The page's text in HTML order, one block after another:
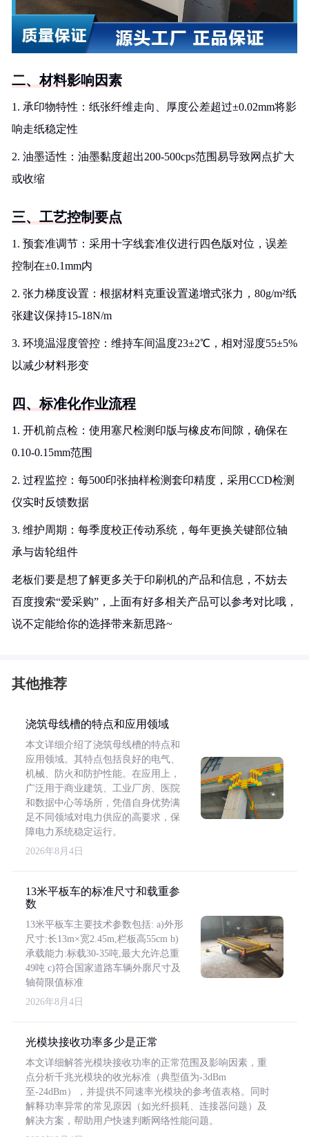
二、材料影响因素
1. 承印物特性：纸张纤维走向、厚度公差超过±0.02mm将影
响走纸稳定性
2. 油墨适性：油墨黏度超出200-500cps范围易导致网点扩大
或收缩
三、工艺控制要点
1. 预套准调节：采用十字线套准仪进行四色版对位，误差
控制在±0.1mm内
2. 张力梯度设置：根据材料克重设置递增式张力，80g/m²纸
张建议保持15-18N/m
3. 环境温湿度管控：维持车间温度23±2℃，相对湿度55±5%
以减少材料形变
四、标准化作业流程
1. 开机前点检：使用塞尺检测印版与橡皮布间隙，确保在
0.10-0.15mm范围
2. 过程监控：每500印张抽样检测套印精度，采用CCD检测
仪实时反馈数据
3. 维护周期：每季度校正传动系统，每年更换关键部位轴
承与齿轮组件
老板们要是想了解更多关于印刷机的产品和信息，不妨去
百度搜索“爱采购”，上面有好多相关产品可以参考对比哦，
说不定能给你的选择带来新思路~
其他推荐
浇筑母线槽的特点和应用领域
本文详细介绍了浇筑母线槽的特点和
应用领域。其特点包括良好的电气、
机械、防火和防护性能。在应用上，
广泛用于商业建筑、工业厂房、医院
和数据中心等场所，凭借自身优势满
足不同领域对电力供应的高要求，保
障电力系统稳定运行。
2026年8月4日
13米平板车的标准尺寸和载重参
数
13米平板车主要技术参数包括: a)外形
尺寸:长13m×宽2.45m,栏板高55cm b)
承载能力:标载30-35吨,最大允许总重
49吨 c)符合国家道路车辆外廓尺寸及
轴荷限值标准
2026年8月4日
光模块接收功率多少是正常
本文详细解答光模块接收功率的正常范围及影响因素，重
点分析千兆光模块的收光标准（典型值为-3dBm
至-24dBm），并提供不同速率光模块的参考值表格。同时
解释功率异常的常见原因（如光纤损耗、连接器问题）及
解决方案，帮助用户快速判断网络性能问题。